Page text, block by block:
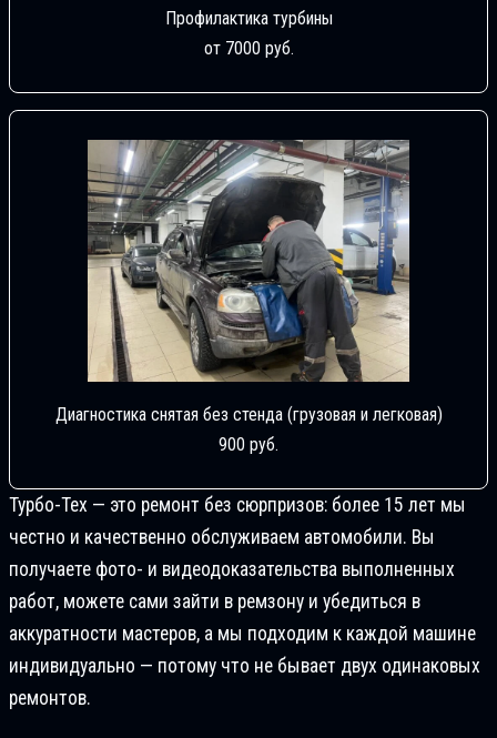
Профилактика турбины
от 7000 руб.
Диагностика снятая без стенда (грузовая и легковая)
900 руб.
Турбо-Тех — это ремонт без сюрпризов: более 15 лет мы
честно и качественно обслуживаем автомобили. Вы
получаете фото- и видеодоказательства выполненных
работ, можете сами зайти в ремзону и убедиться в
аккуратности мастеров, а мы подходим к каждой машине
индивидуально — потому что не бывает двух одинаковых
ремонтов.